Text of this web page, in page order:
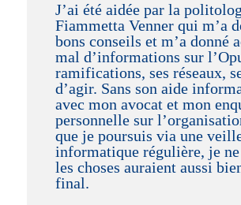
J’ai été aidée par la
Fiammetta Venner qui m’a
bons conseils et m’a donné
mal d’informations sur
ramifications, ses réseaux,
d’agir. Sans son aide
avec mon avocat et mon
personnelle sur
que je poursuis via une
informatique régulière, je ne
les choses auraient aussi
final.